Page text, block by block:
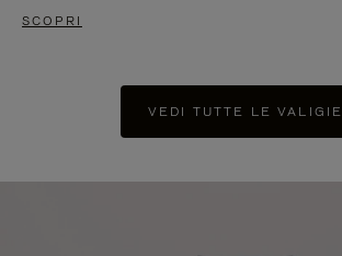
SCOPRI
VEDI TUTTE LE VALIGIE